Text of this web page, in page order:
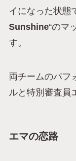
イになった状態
Sunshine“のマ
す。
両チームのパフ
ルと特別審査員
エマの恋路